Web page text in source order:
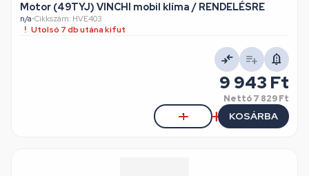
Motor (49TYJ) VINCHI mobil klíma / RENDELÉSRE
n/a•Cikkszám: HVE403
Utolsó 7 db utána kifut
9 943 Ft
Nettó7 829 Ft
KOSÁRBA